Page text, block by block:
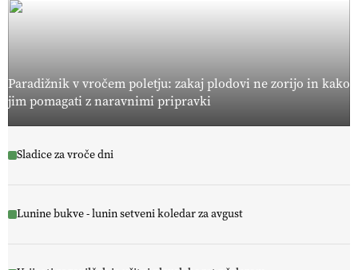
Paradižnik v vročem poletju: zakaj plodovi ne zorijo in kako
jim pomagati z naravnimi pripravki
Sladice za vroče dni
Lunine bukve - lunin setveni koledar za avgust